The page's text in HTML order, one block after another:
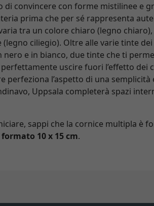
convincere con forme mistilinee e
prima che per sé rappresenta
tra un colore chiaro (legno
ciliegio). Oltre alle varie tinte
nero e in bianco, due tinte che ti
uscire fuori l’effetto
l’aspetto di una semplicità
Uppsala completerà spazi
sappi che la cornice multipla è
10 x 15 cm.